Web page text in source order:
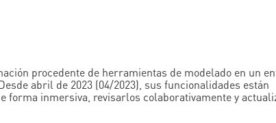
procedente de herramientas de modelado en un
abril de 2023 (04/2023), sus funcionalidades están
forma inmersiva, revisarlos colaborativamente y